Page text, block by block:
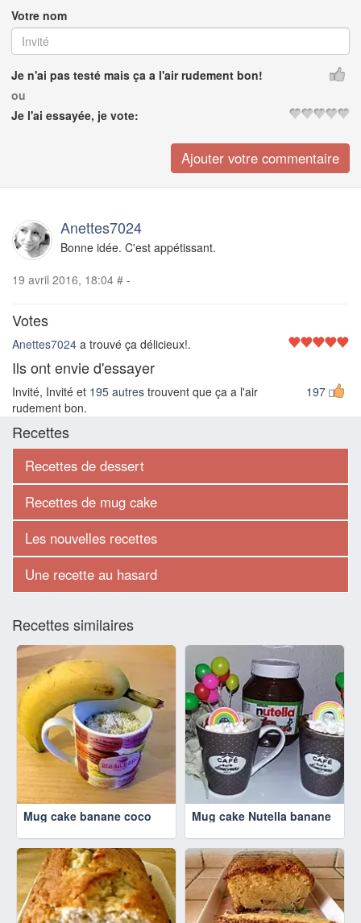
Votre nom
Je n'ai pas testé mais ça a l'air rudement bon!
ou
Je l'ai essayée, je vote:
Anettes7024
Bonne idée. C'est appétissant.
19 avril 2016, 18:04 # -
Votes
Anettes7024 a trouvé ça délicieux!.
Ils ont envie d'essayer
197
Invité, Invité et 195 autres trouvent que ça a l'air
rudement bon.
Recettes
Recettes de dessert
Recettes de mug cake
Les nouvelles recettes
Une recette au hasard
Recettes similaires
Mug cake banane coco Mug cake Nutella banane